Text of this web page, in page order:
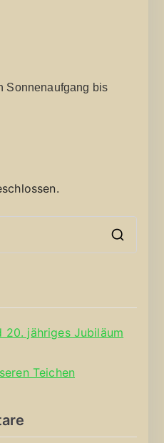
Sonnenaufgang bis
20. jähriges Jubiläum
Teichen